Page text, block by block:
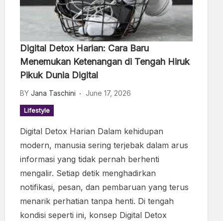
Digital Detox Harian: Cara Baru
Menemukan Ketenangan di Tengah Hiruk
Pikuk Dunia Digital
BY Jana Taschini June 17, 2026
Lifestyle
Digital Detox Harian Dalam kehidupan
modern, manusia sering terjebak dalam arus
informasi yang tidak pernah berhenti
mengalir. Setiap detik menghadirkan
notifikasi, pesan, dan pembaruan yang terus
menarik perhatian tanpa henti. Di tengah
kondisi seperti ini, konsep Digital Detox